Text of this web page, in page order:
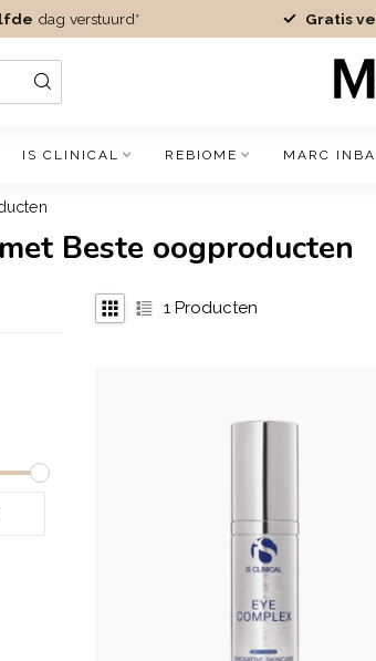
dag verstuurd* Gratis
IS CLINICAL REBIOME MARC
Beste oogproducten
1 Producten